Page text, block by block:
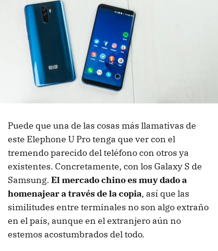
Puede que una de las cosas más llamativas de
este Elephone U Pro tenga que ver con el
tremendo parecido del teléfono con otros ya
existentes. Concretamente, con los Galaxy S de
Samsung. El mercado chino es muy dado a
homenajear a través de la copia, así que las
similitudes entre terminales no son algo extraño
en el país, aunque en el extranjero aún no
estemos acostumbrados del todo.